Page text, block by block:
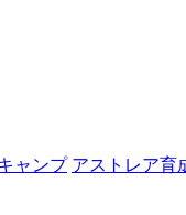
ャンプ アストレア育